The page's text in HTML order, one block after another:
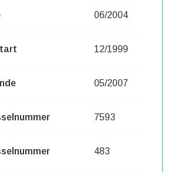
06/2004
12/1999
05/2007
7593
483